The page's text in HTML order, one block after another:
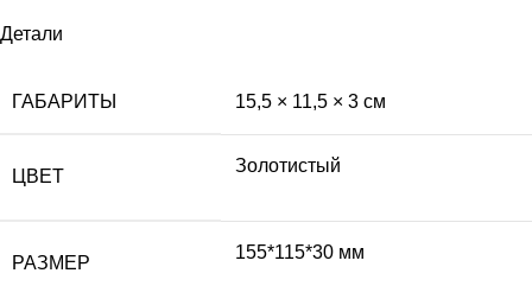
Детали
ГАБАРИТЫ 15,5 × 11,5 × 3 см
ЦВЕТ
Золотистый
РАЗМЕР
155*115*30 мм